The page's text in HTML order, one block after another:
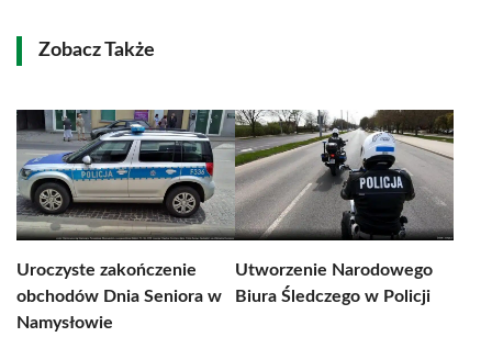
Zobacz Także
Uroczyste zakończenie
obchodów Dnia Seniora w
Namysłowie
Utworzenie Narodowego
Biura Śledczego w Policji